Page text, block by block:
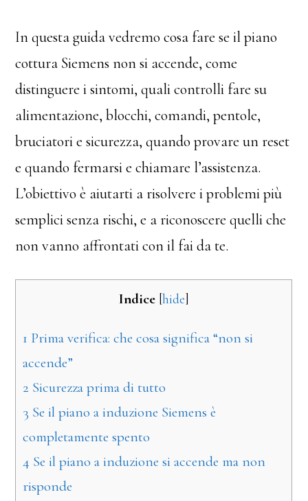
In questa guida vedremo cosa fare se il piano
cottura Siemens non si accende, come
distinguere i sintomi, quali controlli fare su
alimentazione, blocchi, comandi, pentole,
bruciatori e sicurezza, quando provare un reset
e quando fermarsi e chiamare l’assistenza.
L’obiettivo è aiutarti a risolvere i problemi più
semplici senza rischi, e a riconoscere quelli che
non vanno affrontati con il fai da te.
Indice hide
1 Prima verifica: che cosa significa “non si
accende”
2 Sicurezza prima di tutto
3 Se il piano a induzione Siemens è
completamente spento
4 Se il piano a induzione si accende ma non
risponde